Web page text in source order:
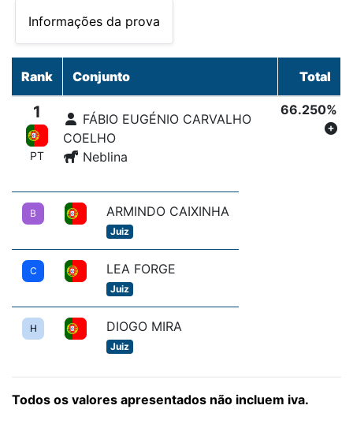
Informações da prova
Rank Conjunto Total
1
PT
FÁBIO EUGÉNIO CARVALHO
COELHO
Neblina
66.250%
B ARMINDO CAIXINHA
Juiz
C LEA FORGE
Juiz
H DIOGO MIRA
Juiz
Todos os valores apresentados não incluem iva.